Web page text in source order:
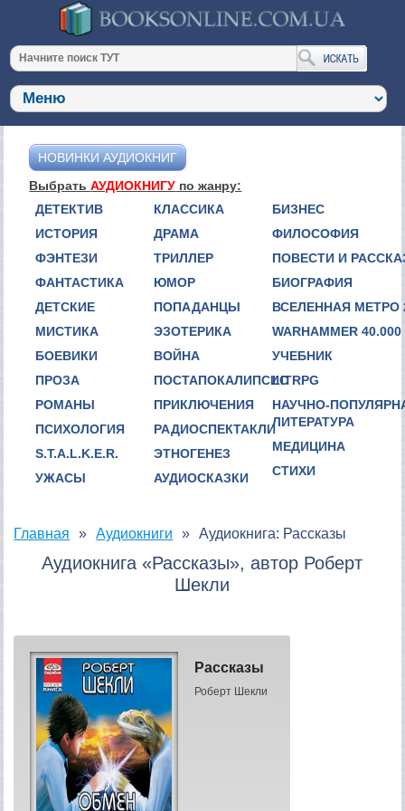
НОВИНКИ АУДИОКНИГ
ВыбратьАУДИОКНИГУ по жанру:
ДЕТЕКТИВ
ИСТОРИЯ
ФЭНТЕЗИ
ФАНТАСТИКА
ДЕТСКИЕ
МИСТИКА
БОЕВИКИ
ПРОЗА
РОМАНЫ
ПСИХОЛОГИЯ
S.T.A.L.K.E.R.
УЖАСЫ
КЛАССИКА
ДРАМА
ТРИЛЛЕР
ЮМОР
ПОПАДАНЦЫ
ЭЗОТЕРИКА
ВОЙНА
ПОСТАПОКАЛИПСИС
ПРИКЛЮЧЕНИЯ
РАДИОСПЕКТАКЛИ
ЭТНОГЕНЕЗ
АУДИОСКАЗКИ
БИЗНЕС
ФИЛОСОФИЯ
ПОВЕСТИ И
БИОГРАФИЯ
ВСЕЛЕННАЯ МЕТРО
WARHAMMER 40.000
УЧЕБНИК
LITRPG
НАУЧНО-
ЛИТЕРАТУРА
МЕДИЦИНА
СТИХИ
Главная Аудиокниги Аудиокнига: Рассказы
Аудиокнига «Рассказы», автор Роберт
Шекли
Рассказы
Роберт Шекли